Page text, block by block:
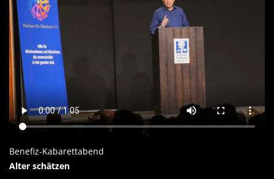
Benefiz-Kabarettabend
Alter schätzen